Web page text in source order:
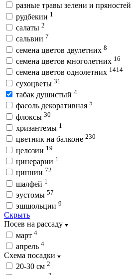
разные травы зелени и пряностей
рудбекии 1
салаты 2
сальвии 7
семена цветов двулетних 8
семена цветов многолетних 16
семена цветов однолетних 1414
сухоцветы 31
табак душистый 4
фасоль декоративная 5
флоксы 30
хризантемы 1
цветник на балконе 230
целозии 19
цинерарии 1
циннии 72
шалфей 1
эустомы 57
эшшольции 9
Скрыть
Посев на рассаду
март 4
апрель 4
Схема посадки
20-30 см 2